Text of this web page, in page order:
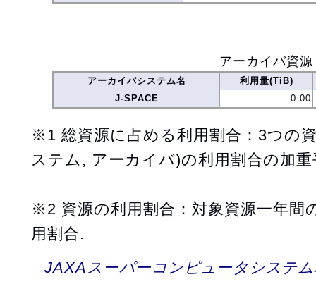
アーカイバ資源
アーカイバシステム名
利用量(TiB)
J-SPACE
0.00
※1 総資源に占める利用割合：3つの
ステム, アーカイバ)の利用割合の加重
※2 資源の利用割合：対象資源一年間
用割合.
JAXAスーパーコンピュータシステ